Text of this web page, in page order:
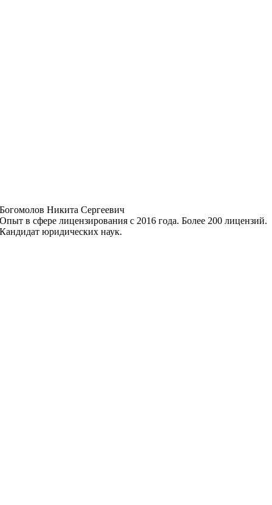
Богомолов Никита Сергеевич
Опыт в сфере лицензирования с 2016 года. Более 200 лицензий.
Кандидат юридических наук.